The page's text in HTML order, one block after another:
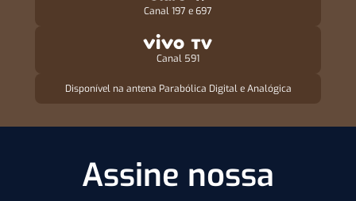
Canal 197 e 697
Canal 591
Disponível na antena Parabólica Digital e Analógica
Assine nossa